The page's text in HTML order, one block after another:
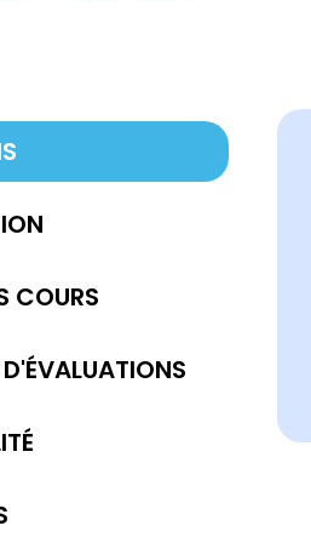
COURS